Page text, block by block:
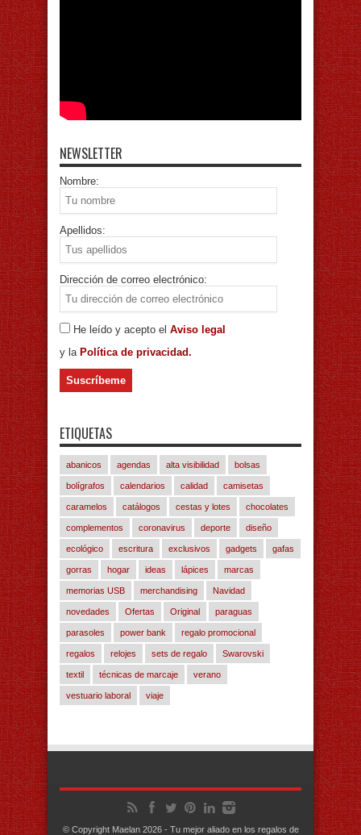
NEWSLETTER
Nombre:
Apellidos:
Dirección de correo electrónico:
He leído y acepto el Aviso legal
y la Política de privacidad.
ETIQUETAS
abanicos agendas alta visibilidad bolsas
bolígrafos calendarios calidad camisetas
caramelos catálogos cestas y lotes chocolates
complementos coronavirus deporte diseño
ecológico escritura exclusivos gadgets gafas
gorras hogar ideas lápices marcas
memorias USB merchandising Navidad
novedades Ofertas Original paraguas
parasoles power bank regalo promocional
regalos relojes sets de regalo Swarovski
textil técnicas de marcaje verano
vestuario laboral viaje
© Copyright Maelan 2026 - Tu mejor aliado en los regalos de